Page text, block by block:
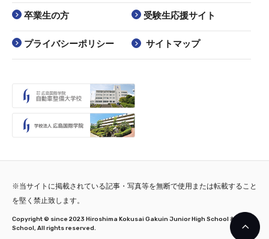
卒業生の方 受験生応援サイト
プライバシーポリシー サイトマップ
※当サイトに掲載されている記事・写真等を無断で使用または転載すること
を堅く禁止致します。
Copyright © since 2023 Hiroshima Kokusai Gakuin Junior High School & High
School, All rights reserved.